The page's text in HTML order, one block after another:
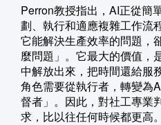
Perron教授指出，AI正從簡
劃、執行和適應複雜工作流
它能解決生產效率的問題，
麼問題」。它最大的價值，
中解放出來，把時間還給服
角色需要從執行者，轉變為
督者」。因此，對社工專業
求，比以往任何時候都更高。